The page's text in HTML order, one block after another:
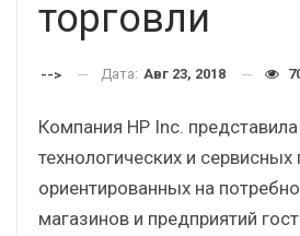
торговли
--> Дата: Авг 23, 2018
Компания HP Inc.
технологических и
ориентированных на
магазинов и предприятий